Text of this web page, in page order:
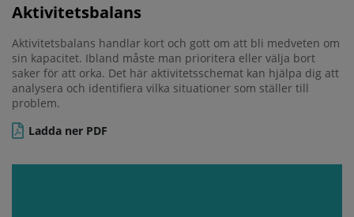
Aktivitetsbalans
Aktivitetsbalans handlar kort och gott om att bli medveten om
sin kapacitet. Ibland måste man prioritera eller välja bort
saker för att orka. Det här aktivitetsschemat kan hjälpa dig att
analysera och identifiera vilka situationer som ställer till
problem.
Ladda ner PDF